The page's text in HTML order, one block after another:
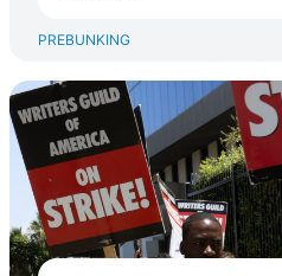
PREBUNKING